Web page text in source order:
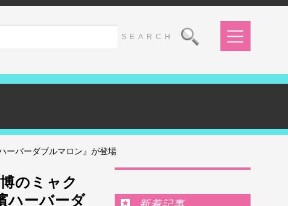
ーバーダブルマロン』が登場
のミャク
ハーバーダ